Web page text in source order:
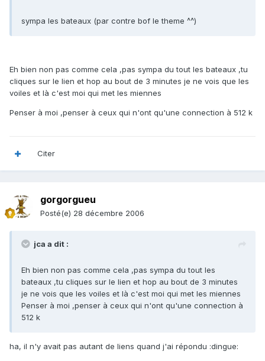
sympa les bateaux (par contre bof le theme ^^)
Eh bien non pas comme cela ,pas sympa du tout les bateaux ,tu
cliques sur le lien et hop au bout de 3 minutes je ne vois que les
voiles et là c'est moi qui met les miennes
Penser à moi ,penser à ceux qui n'ont qu'une connection à 512 k
Citer
gorgorgueu
Posté(e) 28 décembre 2006
jca a dit :
Eh bien non pas comme cela ,pas sympa du tout les
bateaux ,tu cliques sur le lien et hop au bout de 3 minutes
je ne vois que les voiles et là c'est moi qui met les miennes
Penser à moi ,penser à ceux qui n'ont qu'une connection à
512 k
ha, il n'y avait pas autant de liens quand j'ai répondu :dingue: